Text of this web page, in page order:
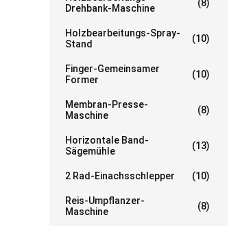
Drehbank-Maschine
(8)
Holzbearbeitungs-Spray-
Stand
(10)
Finger-Gemeinsamer
Former
(10)
Membran-Presse-
Maschine
(8)
Horizontale Band-
Sägemühle
(13)
2 Rad-Einachsschlepper (10)
Reis-Umpflanzer-
Maschine
(8)